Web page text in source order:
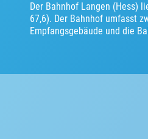
Der Bahnhof Langen (Hess)
67,6). Der Bahnhof umfasst
Empfangsgebäude und die